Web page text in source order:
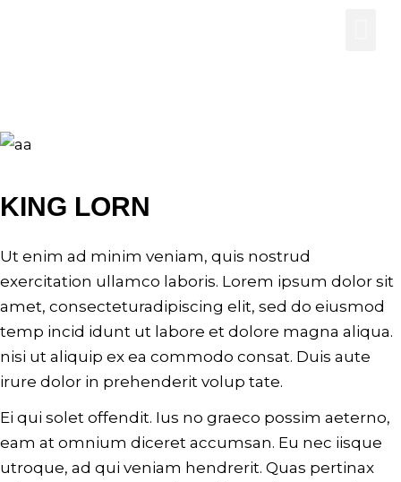
KING LORN
Ut enim ad minim veniam, quis nostrud
exercitation ullamco laboris. Lorem ipsum dolor sit
amet, consecteturadipiscing elit, sed do eiusmod
temp incid idunt ut labore et dolore magna aliqua.
nisi ut aliquip ex ea commodo consat. Duis aute
irure dolor in prehenderit volup tate.
Ei qui solet offendit. Ius no graeco possim aeterno,
eam at omnium diceret accumsan. Eu nec iisque
utroque, ad qui veniam hendrerit. Quas pertinax